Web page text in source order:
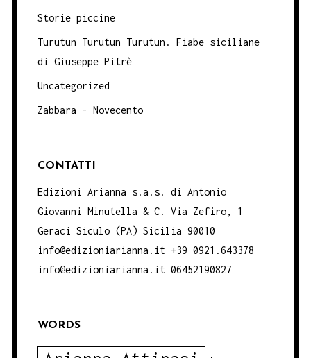
Storie piccine
Turutun Turutun Turutun. Fiabe siciliane
di Giuseppe Pitrè
Uncategorized
Zabbara - Novecento
CONTATTI
Edizioni Arianna s.a.s. di Antonio
Giovanni Minutella & C. Via Zefiro, 1
Geraci Siculo (PA) Sicilia 90010
info@edizioniarianna.it +39 0921.643378
info@edizioniarianna.it 06452190827
WORDS